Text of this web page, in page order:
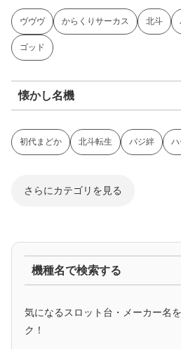
ヴヴヴ からくりサーカス 北斗
ゴッド
懐かし名機
初代まどか 北斗転生 バジ絆 ハ
さらにカテゴリを見る
マイジャグ ファンキー アイム
アニメタイアップ
機種名で検索する
気になるスロット台・メーカー名
ク！